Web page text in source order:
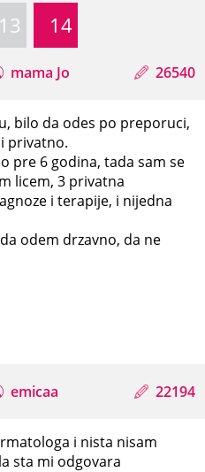
13 14
mama Jo 26540
bilo da odes po preporuci,
privatno.
pre 6 godina, tada sam se
licem, 3 privatna
i terapije, i nijedna
odem drzavno, da ne
emicaa 22194
i nista nisam
sta mi odgovara